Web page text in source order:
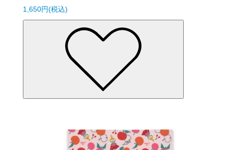
1,650円(税込)